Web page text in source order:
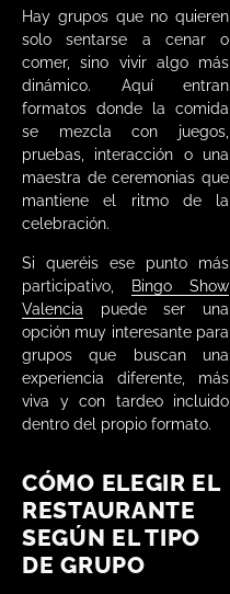
Hay grupos que no quieren
solo sentarse a cenar o
comer, sino vivir algo más
dinámico. Aquí entran
formatos donde la comida
se mezcla con juegos,
pruebas, interacción o una
maestra de ceremonias que
mantiene el ritmo de la
celebración.
Si queréis ese punto más
participativo,
Bingo Show
Valencia puede ser una
opción muy interesante para
grupos que buscan una
experiencia diferente, más
viva y con tardeo incluido
dentro del propio formato.
CÓMO ELEGIR EL
RESTAURANTE
SEGÚN EL TIPO
DE GRUPO